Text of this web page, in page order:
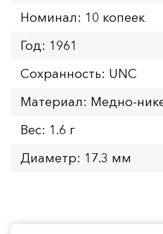
Номинал: 10 копеек
Год: 1961
Сохранность: UNC
Материал: Медно-
Вес: 1.6 г
Диаметр: 17.3 мм